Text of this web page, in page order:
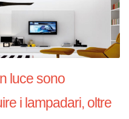
luce sono
i lampadari, oltre